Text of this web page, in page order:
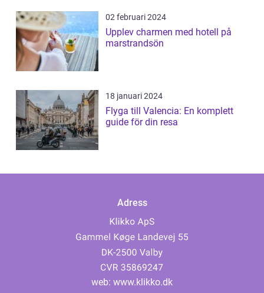
02 februari 2024
Upplev charmen med hotell på
marstrandsön
18 januari 2024
Flyga till Valencia: En komplett
guide för din resa
Adress
web: www.klikko.dk